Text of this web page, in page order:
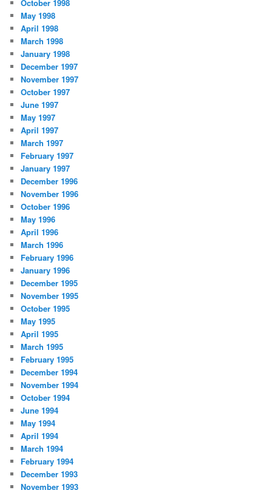
October 1998
May 1998
April 1998
March 1998
January 1998
December 1997
November 1997
October 1997
June 1997
May 1997
April 1997
March 1997
February 1997
January 1997
December 1996
November 1996
October 1996
May 1996
April 1996
March 1996
February 1996
January 1996
December 1995
November 1995
October 1995
May 1995
April 1995
March 1995
February 1995
December 1994
November 1994
October 1994
June 1994
May 1994
April 1994
March 1994
February 1994
December 1993
November 1993